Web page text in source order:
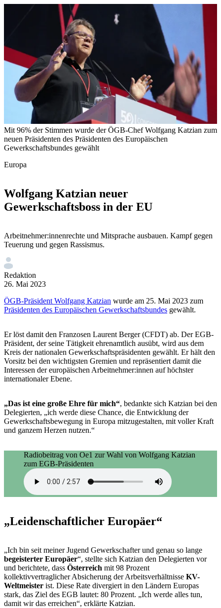
Mit 96% der Stimmen wurde der ÖGB-Chef Wolfgang Katzian zum
neuen Präsidenten des Präsidenten des Europäischen
Gewerkschaftsbundes gewählt
Europa
Wolfgang Katzian neuer
Gewerkschaftsboss in der EU
Arbeitnehmer:innenrechte und Mitsprache ausbauen. Kampf gegen
Teuerung und gegen Rassismus.
Redaktion
26. Mai 2023
ÖGB-Präsident Wolfgang Katzian wurde am 25. Mai 2023 zum
Präsidenten des Europäischen Gewerkschaftsbundes gewählt.
Er löst damit den Franzosen Laurent Berger (CFDT) ab. Der EGB-
Präsident, der seine Tätigkeit ehrenamtlich ausübt, wird aus dem
Kreis der nationalen Gewerkschaftspräsidenten gewählt. Er hält den
Vorsitz bei den wichtigsten Gremien und repräsentiert damit die
Interessen der europäischen Arbeitnehmer:innen auf höchster
internationaler Ebene.
„Das ist eine große Ehre für mich“, bedankte sich Katzian bei den
Delegierten, „ich werde diese Chance, die Entwicklung der
Gewerkschaftsbewegung in Europa mitzugestalten, mit voller Kraft
und ganzem Herzen nutzen.“
Radiobeitrag von Oe1 zur Wahl von Wolfgang Katzian
zum EGB-Präsidenten
„Leidenschaftlicher Europäer“
„Ich bin seit meiner Jugend Gewerkschafter und genau so lange
begeisterter Europäer“, stellte sich Katzian den Delegierten vor
und berichtete, dass Österreich mit 98 Prozent
kollektivvertraglicher Absicherung der Arbeitsverhältnisse KV-
Weltmeister ist. Diese Rate divergiert in den Ländern Europas
stark, das Ziel des EGB lautet: 80 Prozent. „Ich werde alles tun,
damit wir das erreichen“, erklärte Katzian.